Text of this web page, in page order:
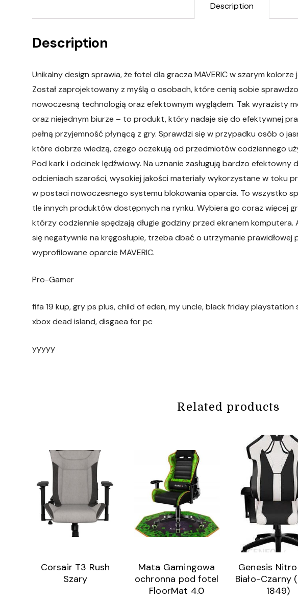
Description
Description
Unikalny design sprawia, że fotel dla gracza MAVERIC w szarym
Został zaprojektowany z myślą o osobach, które cenią sobie
nowoczesną technologią oraz efektownym wyglądem. Tak wyrazisty
oraz niejednym biurze – to produkt, który nadaje się do efektywnej
pełną przyjemność płynącą z gry. Sprawdzi się w przypadku osób o
które dobrze wiedzą, czego oczekują od przedmiotów codziennego
Pod kark i odcinek lędźwiowy. Na uznanie zasługują bardzo
odcieniach szarości, wysokiej jakości materiały wykorzystane w toku
w postaci nowoczesnego systemu blokowania oparcia. To wszystko
tle innych produktów dostępnych na rynku. Wybiera go coraz więcej
którzy codziennie spędzają długie godziny przed ekranem komputera.
się negatywnie na kręgosłupie, trzeba dbać o utrzymanie
wyprofilowane oparcie MAVERIC.
Pro-Gamer
fifa 19 kup, gry ps plus, child of eden, my uncle, black friday
xbox dead island, disgaea for pc
yyyyy
Related products
Corsair T3 Rush
Szary
Mata Gamingowa
ochronna pod fotel
FloorMat 4.0
Genesis
Biało-Czarny
1849)